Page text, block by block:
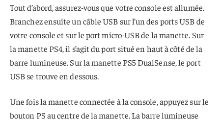
Tout d’abord, assurez-vous que votre console est allumée.
Branchez ensuite un câble USB sur l’un des ports USB de
votre console et sur le port micro-USB de la manette. Sur
la manette PS4, il s’agit du port situé en haut à côté de la
barre lumineuse. Sur la manette PS5 DualSense, le port
USB se trouve en dessous.
Une fois la manette connectée à la console, appuyez sur le
bouton PS au centre de la manette. La barre lumineuse